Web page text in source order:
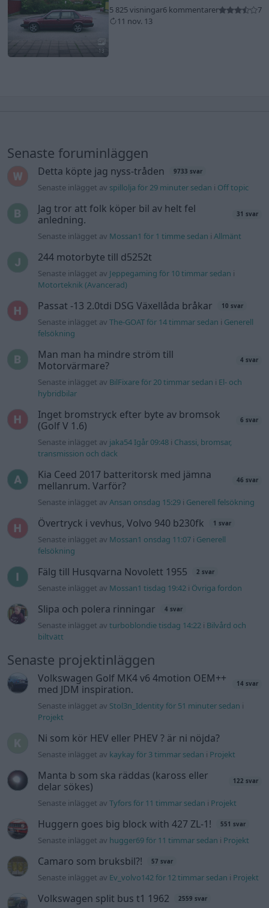
13
5 825 visningar6 kommentarer
7
11 nov. 13
Senaste foruminläggen
Detta köpte jag nyss-tråden 9733 svar
Senaste inlägget av spillolja för 29 minuter sedan i Off topic
Jag tror att folk köper bil av helt fel
anledning.
31 svar
Senaste inlägget av Mossan1 för 1 timme sedan i Allmänt
244 motorbyte till d5252t
Senaste inlägget av Jeppegaming för 10 timmar sedan i
Motorteknik (Avancerad)
Passat -13 2.0tdi DSG Växellåda bråkar 10 svar
Senaste inlägget avThe-GOAT för 14 timmar sedan i Generell
felsökning
Man man ha mindre ström till
Motorvärmare?
4 svar
Senaste inlägget av BilFixare för 20 timmar sedan i El- och
hybridbilar
Inget bromstryck efter byte av bromsok
(Golf V 1.6)
6 svar
Senaste inlägget av jaka54 Igår 09:48 i Chassi, bromsar,
transmission och däck
Kia Ceed 2017 batteritorsk med jämna
mellanrum. Varför?
46 svar
Senaste inlägget av Ansan onsdag 15:29 i Generell felsökning
Övertryck i vevhus, Volvo 940 b230fk 1 svar
Senaste inlägget av Mossan1 onsdag 11:07 i Generell
felsökning
Fälg till Husqvarna Novolett 1955 2 svar
Senaste inlägget av Mossan1 tisdag 19:42 i Övriga fordon
Slipa och polera rinningar 4 svar
Senaste inlägget avturboblondie tisdag 14:22 i Bilvård och
biltvätt
Senaste projektinläggen
Volkswagen Golf MK4 v6 4motion OEM++
med JDM inspiration.
14 svar
Senaste inlägget av Stol3n_Identity för 51 minuter sedan i
Projekt
Ni som kör HEV eller PHEV ? är ni nöjda?
Senaste inlägget av kaykay för 3 timmar sedan i Projekt
Manta b som ska räddas (kaross eller
delar sökes)
122 svar
Senaste inlägget avTyfors för 11 timmar sedan i Projekt
Huggern goes big block with 427 ZL-1! 551 svar
Senaste inlägget av hugger69 för 11 timmar sedan i Projekt
Camaro som bruksbil?! 57 svar
Senaste inlägget av Ev_volvo142 för 12 timmar sedan i Projekt
Volkswagen split bus t1 1962 2559 svar